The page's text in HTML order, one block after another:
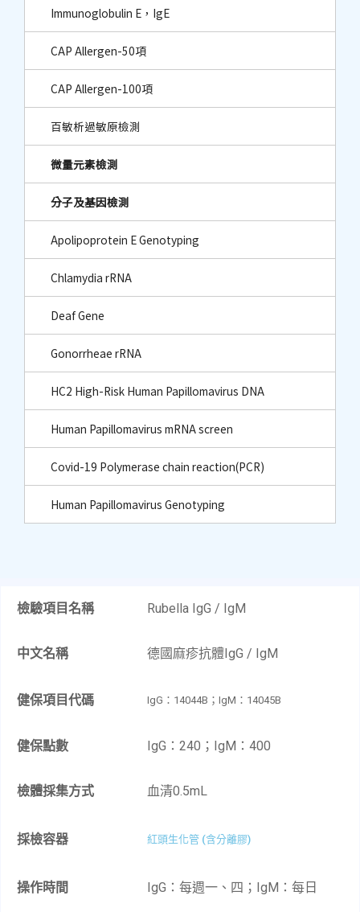
Immunoglobulin E，IgE
CAP Allergen-50項
CAP Allergen-100項
百敏析過敏原檢測
微量元素檢測
分子及基因檢測
Apolipoprotein E Genotyping
Chlamydia rRNA
Deaf Gene
Gonorrheae rRNA
HC2 High-Risk Human Papillomavirus DNA
Human Papillomavirus mRNA screen
Covid-19 Polymerase chain reaction(PCR)
Human Papillomavirus Genotyping
檢驗項目名稱 Rubella IgG / IgM​
中文名稱 德國麻疹抗體IgG / IgM​
健保項目代碼 IgG：14044B；IgM：14045B​
健保點數 IgG：240；IgM：400​
檢體採集方式 血清0.5mL
採檢容器 紅頭生化管 (含分離膠)
操作時間 IgG：每週一、四；IgM：每日